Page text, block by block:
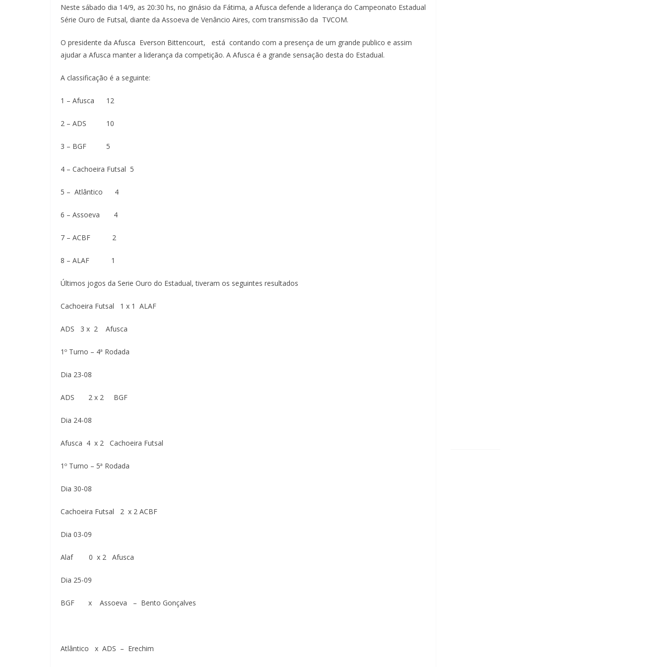
Neste sábado dia 14/9, as 20:30 hs, no ginásio da Fátima, a Afusca defende a liderança do Campeonato Estadual
Série Ouro de Futsal, diante da Assoeva de Venâncio Aires, com transmissão da TVCOM.
O presidente da Afusca Everson Bittencourt, está contando com a presença de um grande publico e assim
ajudar a Afusca manter a liderança da competição. A Afusca é a grande sensação desta do Estadual.
A classificação é a seguinte:
1 – Afusca 12
2 – ADS 10
3 – BGF 5
4 – Cachoeira Futsal 5
5 – Atlântico 4
6 – Assoeva 4
7 – ACBF 2
8 – ALAF 1
Últimos jogos da Serie Ouro do Estadual, tiveram os seguintes resultados
Cachoeira Futsal 1 x 1 ALAF
ADS 3 x 2 Afusca
1º Turno – 4ª Rodada
Dia 23-08
ADS 2 x 2 BGF
Dia 24-08
Afusca 4 x 2 Cachoeira Futsal
1º Turno – 5ª Rodada
Dia 30-08
Cachoeira Futsal 2 x 2 ACBF
Dia 03-09
Alaf 0 x 2 Afusca
Dia 25-09
BGF x Assoeva – Bento Gonçalves
Atlântico x ADS – Erechim